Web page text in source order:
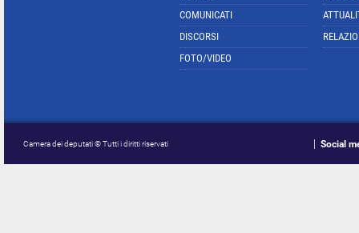
COMUNICATI
DISCORSI
FOTO/VIDEO
Camera dei deputati © Tutti i diritti riservati Social